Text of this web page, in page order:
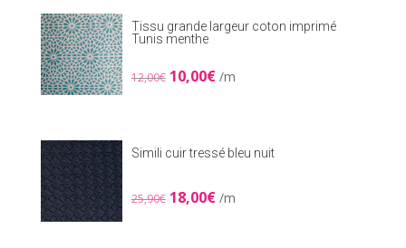
Tissu grande largeur coton imprimé
Tunis menthe
12,00€ Le
10,00€Le
/m
Simili cuir tressé bleu nuit
25,90€ Le
prix
18,00€Le
/m